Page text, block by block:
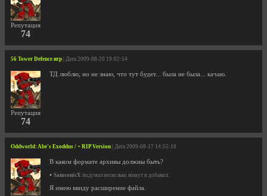
Репутация
74
56 Tower Defence игр | Дата 2009-08-20 19:02:54
Репутация
74
ТД люблю, но не знаю, что тут будет... была не была... качаю.
Oddworld: Abe's Exoddus / + RIP Version | Дата 2009-08-17 14:55:10
В каком формате архивы должны быть?
• SamsonicX подумал несколько минут и добавил:
Я имею ввиду расширение файла.